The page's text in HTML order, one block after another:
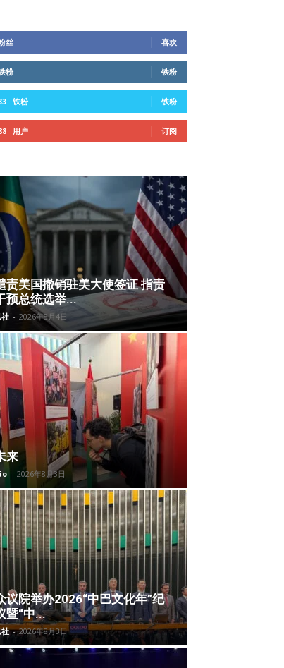
丝 喜欢
粉 铁粉
铁粉 铁粉
用户 订阅
责美国撤销驻美大使签证 指责
预总统选举...
- 2026年8月4日
来
- 2026年8月3日
议院举办2026“中巴文化年”纪
暨“中...
- 2026年8月3日